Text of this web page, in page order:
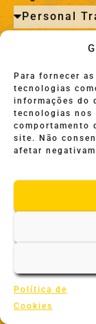
Para fornecer
tecnologias
informações do
tecnologias nos
comportamento
site. Não
afetar
Política de
Cookies
Envia o teu
FALA-
VOLTAR PARA